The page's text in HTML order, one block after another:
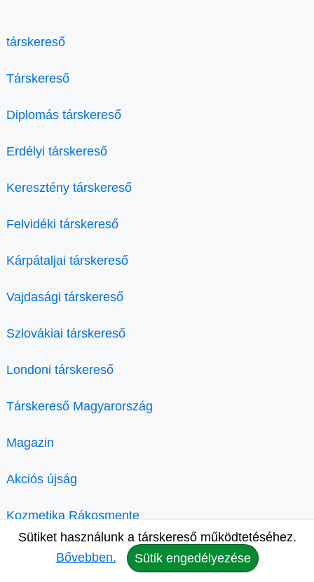
társkereső
Társkereső
Diplomás társkereső
Erdélyi társkereső
Keresztény társkereső
Felvidéki társkereső
Kárpátaljai társkereső
Vajdasági társkereső
Szlovákiai társkereső
Londoni társkereső
Társkereső Magyarország
Magazin
Akciós újság
Kozmetika Rákosmente
Sütiket használunk a társkereső működtetéséhez.
Bővebben.
Sütik engedélyezése